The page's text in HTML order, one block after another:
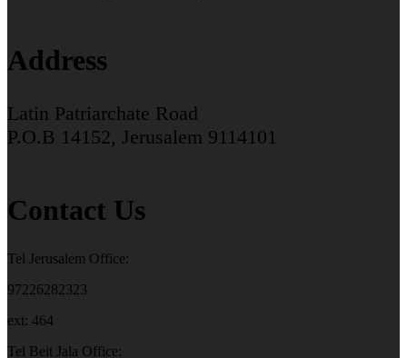
Address
Latin Patriarchate Road
P.O.B 14152, Jerusalem 9114101
Contact Us
Tel Jerusalem Office:
97226282323
ext: 464
Tel Beit Jala Office: